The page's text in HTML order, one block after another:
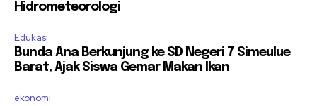
Hidrometeorologi
Edukasi
Bunda Ana Berkunjung ke SD Negeri 7 Simeulue
Barat, Ajak Siswa Gemar Makan Ikan
ekonomi